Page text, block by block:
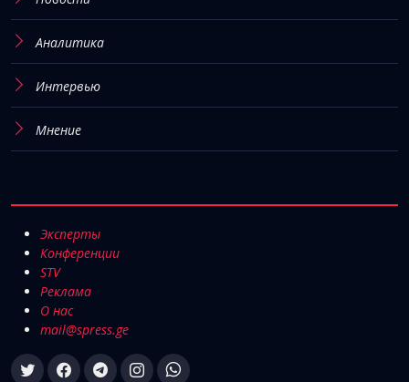
Аналитика
Интервью
Мнение
Эксперты
Конференции
STV
Реклама
О нас
mail@spress.ge